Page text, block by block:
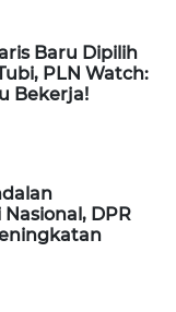
Baru Dipilih
PLN Watch:
Bekerja!
DPR